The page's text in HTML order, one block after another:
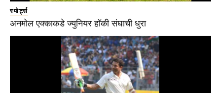
स्पोर्ट्स
अनमोल एक्काकडे ज्युनियर हॉकी संघाची धुरा